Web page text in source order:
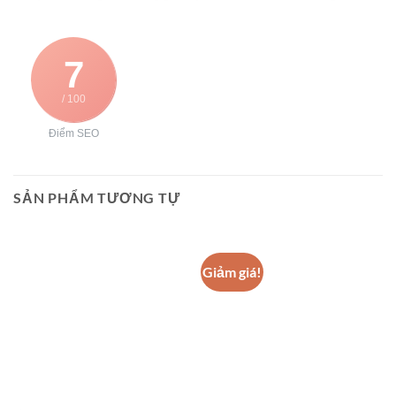
7
/ 100
Điểm SEO
SẢN PHẨM TƯƠNG TỰ
Giảm giá!